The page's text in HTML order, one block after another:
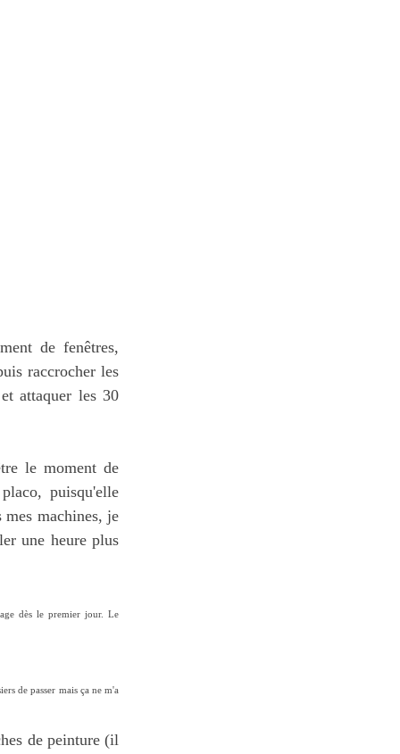
de fenêtres,
raccrocher les
attaquer les 30
le moment de
puisqu'elle
machines, je
une heure plus
dès le premier jour. Le
de passer mais ça ne m'a
de peinture (il